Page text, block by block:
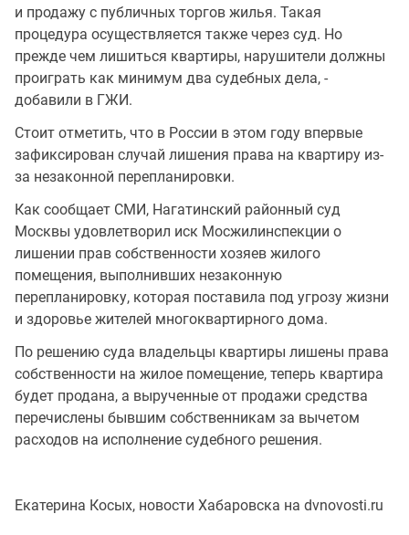
и продажу с публичных торгов жилья. Такая
процедура осуществляется также через суд. Но
прежде чем лишиться квартиры, нарушители должны
проиграть как минимум два судебных дела, -
добавили в ГЖИ.
Стоит отметить, что в России в этом году впервые
зафиксирован случай лишения права на квартиру из-
за незаконной перепланировки.
Как сообщает СМИ, Нагатинский районный суд
Москвы удовлетворил иск Мосжилинспекции о
лишении прав собственности хозяев жилого
помещения, выполнивших незаконную
перепланировку, которая поставила под угрозу жизни
и здоровье жителей многоквартирного дома.
По решению суда владельцы квартиры лишены права
собственности на жилое помещение, теперь квартира
будет продана, а вырученные от продажи средства
перечислены бывшим собственникам за вычетом
расходов на исполнение судебного решения.
Екатерина Косых, новости Хабаровска на dvnovosti.ru